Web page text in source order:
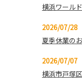
横浜ワール
2026/07/28
夏季休業の
2026/07/07
横浜市戸塚